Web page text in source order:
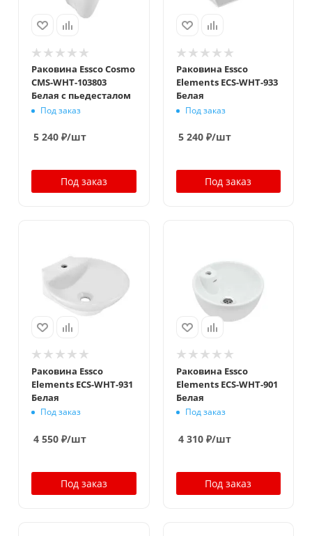
Раковина Essco Cosmo
CMS-WHT-103803
Белая с пьедесталом
Под заказ
5 240 ₽/шт
Под заказ
Раковина Essco
Elements ECS-WHT-933
Белая
Под заказ
5 240₽/шт
Под заказ
Раковина Essco
Elements ECS-WHT-931
Белая
Под заказ
4 550 ₽/шт
Под заказ
Раковина Essco
Elements ECS-WHT-901
Белая
Под заказ
4 310₽/шт
Под заказ